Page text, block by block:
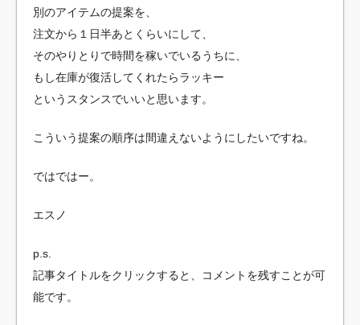
別のアイテムの提案を、
注文から１日半あとくらいにして、
そのやりとりで時間を稼いでいるうちに、
もし在庫が復活してくれたらラッキー
というスタンスでいいと思います。
こういう提案の順序は間違えないようにしたいですね。
ではではー。
エスノ
p.s.
記事タイトルをクリックすると、コメントを残すことが可
能です。